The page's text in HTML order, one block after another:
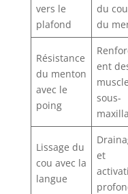
vers le
plafond
du
du
Résistance
du menton
avec le
poing
ent
sous-
Lissage du
cou avec la
langue
et